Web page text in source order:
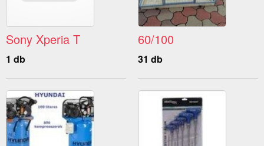
Sony Xperia T
1 db
60/100
31 db